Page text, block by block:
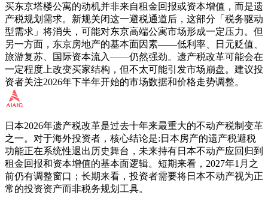
买东京塔楼公寓的动机并非来自租金回报或资本增值，而是遗
产税规划需求。新规关闭这一避税通道后，这部分「税务驱动
型需求」将消失，可能对东京高端公寓市场形成一定压力。但
另一方面，东京房地产的基本面因素——低利率、日元贬值、
旅游复苏、国际资本流入——仍然强劲。遗产税改革可能会在
一定程度上改变买家结构，但不太可能引发市场崩盘。建议投
资者关注2026年下半年开始的市场数据和价格走势调整。
日本2026年遗产税改革是过去十年来最重大的不动产税制变革
之一。对于海外投资者，核心结论是:日本房产的遗产税避税
功能正在系统性退出历史舞台，未来持有日本不动产应回归到
租金回报和资本增值的基本面逻辑。短期来看，2027年1月之
前仍有调整窗口；长期来看，投资者需要将日本不动产视为正
常的投资资产而非税务规划工具。